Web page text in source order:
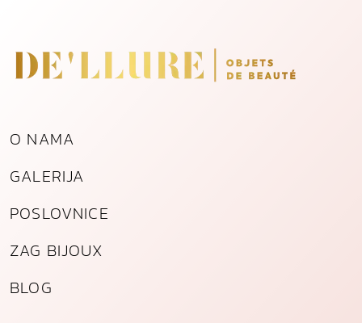
O NAMA
GALERIJA
POSLOVNICE
ZAG BIJOUX
BLOG